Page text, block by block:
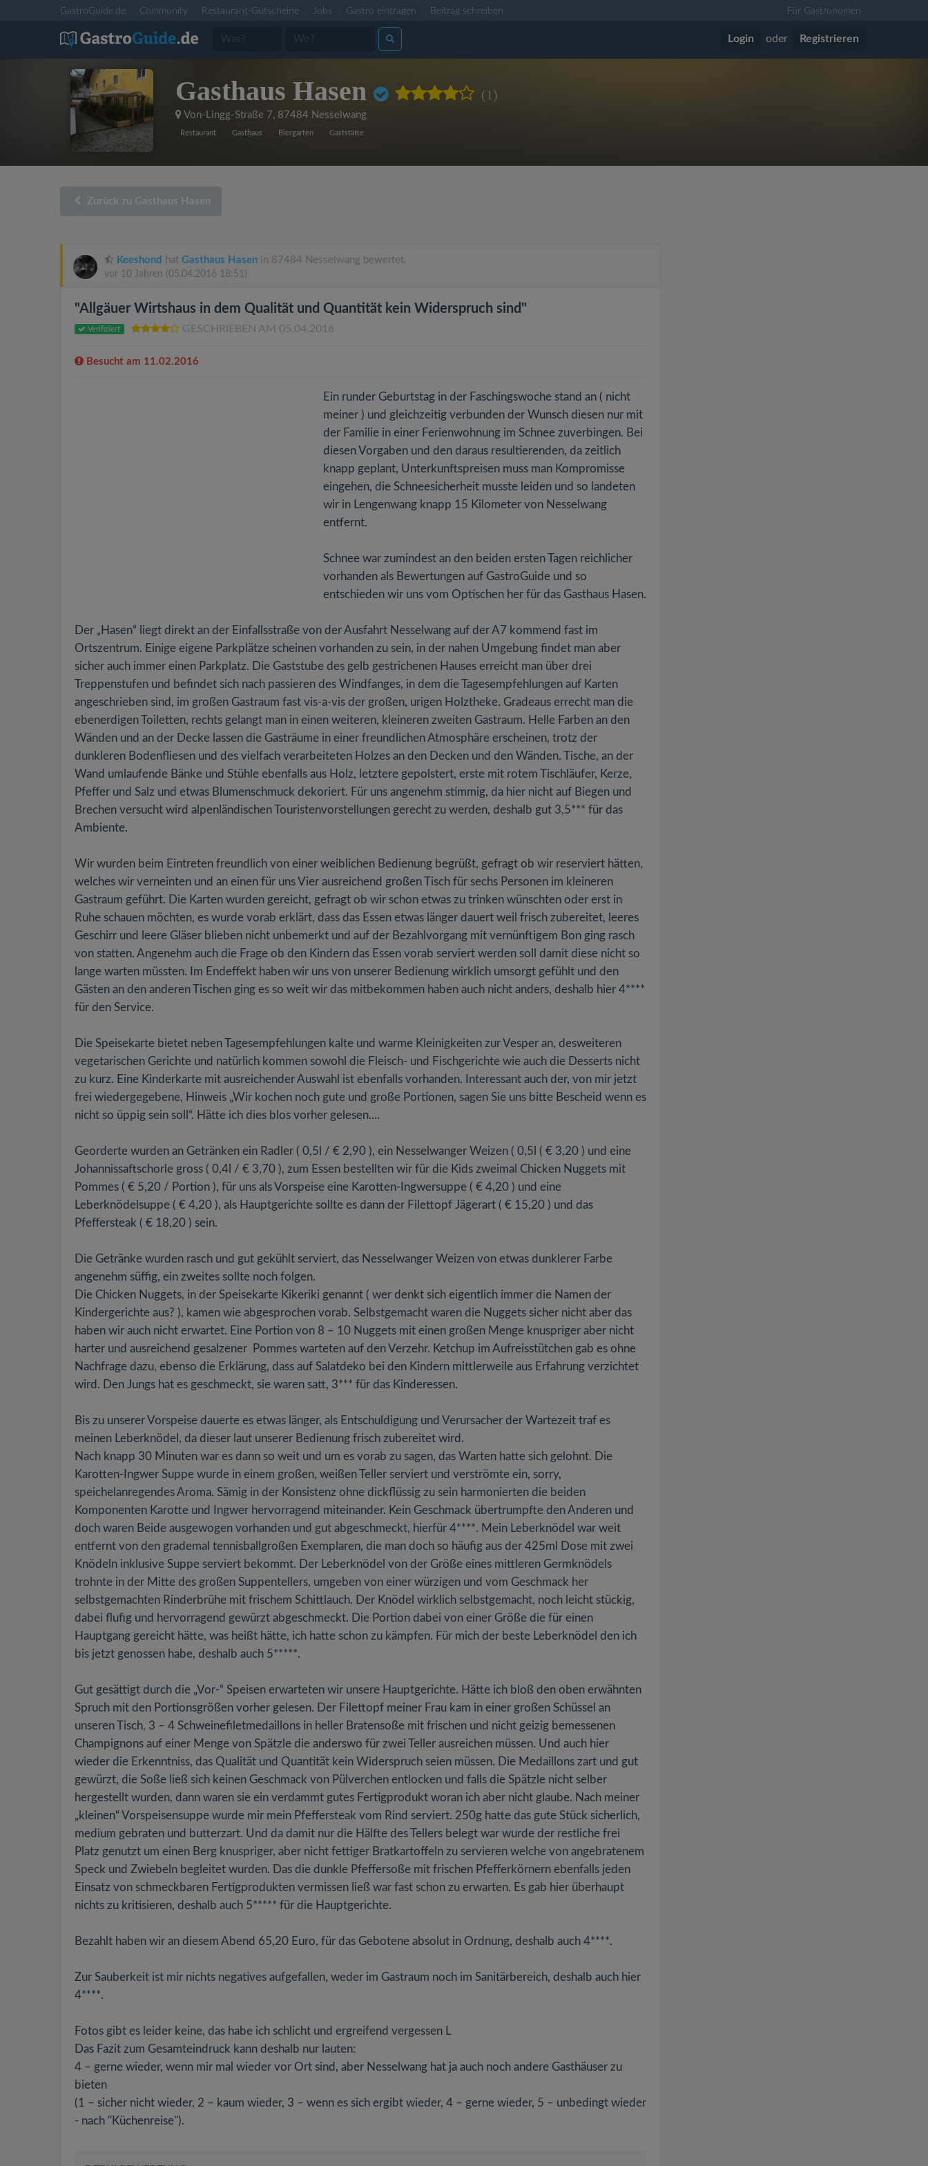
GastroGuide.de Community Restaurant-Gutscheine Jobs Gastro eintragen Beitrag schreiben Für Gastronomen
Login oder Registrieren
Gasthaus Hasen (1)
Von-Lingg-Straße 7, 87484 Nesselwang
Restaurant Gasthaus Biergarten Gaststätte
Zurück zu Gasthaus Hasen
Keeshond hat Gasthaus Hasen in 87484 Nesselwang bewertet.
vor 10 Jahren (05.04.2016 18:51)
"Allgäuer Wirtshaus in dem Qualität und Quantität kein Widerspruch sind"
Verifiziert GESCHRIEBEN AM 05.04.2016
Besucht am 11.02.2016
Ein runder Geburtstag in der Faschingswoche stand an ( nicht
meiner ) und gleichzeitig verbunden der Wunsch diesen nur mit
der Familie in einer Ferienwohnung im Schnee zuverbingen. Bei
diesen Vorgaben und den daraus resultierenden, da zeitlich
knapp geplant, Unterkunftspreisen muss man Kompromisse
eingehen, die Schneesicherheit musste leiden und so landeten
wir in Lengenwang knapp 15 Kilometer von Nesselwang
entfernt.
Schnee war zumindest an den beiden ersten Tagen reichlicher
vorhanden als Bewertungen auf GastroGuide und so
entschieden wir uns vom Optischen her für das Gasthaus Hasen.
Der „Hasen“ liegt direkt an der Einfallsstraße von der Ausfahrt Nesselwang auf der A7 kommend fast im
Ortszentrum. Einige eigene Parkplätze scheinen vorhanden zu sein, in der nahen Umgebung findet man aber
sicher auch immer einen Parkplatz. Die Gaststube des gelb gestrichenen Hauses erreicht man über drei
Treppenstufen und befindet sich nach passieren des Windfanges, in dem die Tagesempfehlungen auf Karten
angeschrieben sind, im großen Gastraum fast vis-a-vis der großen, urigen Holztheke. Gradeaus errecht man die
ebenerdigen Toiletten, rechts gelangt man in einen weiteren, kleineren zweiten Gastraum. Helle Farben an den
Wänden und an der Decke lassen die Gasträume in einer freundlichen Atmosphäre erscheinen, trotz der
dunkleren Bodenfliesen und des vielfach verarbeiteten Holzes an den Decken und den Wänden. Tische, an der
Wand umlaufende Bänke und Stühle ebenfalls aus Holz, letztere gepolstert, erste mit rotem Tischläufer, Kerze,
Pfeffer und Salz und etwas Blumenschmuck dekoriert. Für uns angenehm stimmig, da hier nicht auf Biegen und
Brechen versucht wird alpenländischen Touristenvorstellungen gerecht zu werden, deshalb gut 3,5*** für das
Ambiente.
Wir wurden beim Eintreten freundlich von einer weiblichen Bedienung begrüßt, gefragt ob wir reserviert hätten,
welches wir verneinten und an einen für uns Vier ausreichend großen Tisch für sechs Personen im kleineren
Gastraum geführt. Die Karten wurden gereicht, gefragt ob wir schon etwas zu trinken wünschten oder erst in
Ruhe schauen möchten, es wurde vorab erklärt, dass das Essen etwas länger dauert weil frisch zubereitet, leeres
Geschirr und leere Gläser blieben nicht unbemerkt und auf der Bezahlvorgang mit vernünftigem Bon ging rasch
von statten. Angenehm auch die Frage ob den Kindern das Essen vorab serviert werden soll damit diese nicht so
lange warten müssten. Im Endeffekt haben wir uns von unserer Bedienung wirklich umsorgt gefühlt und den
Gästen an den anderen Tischen ging es so weit wir das mitbekommen haben auch nicht anders, deshalb hier 4****
für den Service.
Die Speisekarte bietet neben Tagesempfehlungen kalte und warme Kleinigkeiten zur Vesper an, desweiteren
vegetarischen Gerichte und natürlich kommen sowohl die Fleisch- und Fischgerichte wie auch die Desserts nicht
zu kurz. Eine Kinderkarte mit ausreichender Auswahl ist ebenfalls vorhanden. Interessant auch der, von mir jetzt
frei wiedergegebene, Hinweis „Wir kochen noch gute und große Portionen, sagen Sie uns bitte Bescheid wenn es
nicht so üppig sein soll“. Hätte ich dies blos vorher gelesen....
Georderte wurden an Getränken ein Radler ( 0,5l / € 2,90 ), ein Nesselwanger Weizen ( 0,5l ( € 3,20 ) und eine
Johannissaftschorle gross ( 0,4l / € 3,70 ), zum Essen bestellten wir für die Kids zweimal Chicken Nuggets mit
Pommes ( € 5,20 / Portion ), für uns als Vorspeise eine Karotten-Ingwersuppe ( € 4,20 ) und eine
Leberknödelsuppe ( € 4,20 ), als Hauptgerichte sollte es dann der Filettopf Jägerart ( € 15,20 ) und das
Pfeffersteak ( € 18,20 ) sein.
Die Getränke wurden rasch und gut gekühlt serviert, das Nesselwanger Weizen von etwas dunklerer Farbe
angenehm süffig, ein zweites sollte noch folgen.
Die Chicken Nuggets, in der Speisekarte Kikeriki genannt ( wer denkt sich eigentlich immer die Namen der
Kindergerichte aus? ), kamen wie abgesprochen vorab. Selbstgemacht waren die Nuggets sicher nicht aber das
haben wir auch nicht erwartet. Eine Portion von 8 – 10 Nuggets mit einen großen Menge knuspriger aber nicht
harter und ausreichend gesalzener Pommes warteten auf den Verzehr. Ketchup im Aufreisstütchen gab es ohne
Nachfrage dazu, ebenso die Erklärung, dass auf Salatdeko bei den Kindern mittlerweile aus Erfahrung verzichtet
wird. Den Jungs hat es geschmeckt, sie waren satt, 3*** für das Kinderessen.
Bis zu unserer Vorspeise dauerte es etwas länger, als Entschuldigung und Verursacher der Wartezeit traf es
meinen Leberknödel, da dieser laut unserer Bedienung frisch zubereitet wird.
Nach knapp 30 Minuten war es dann so weit und um es vorab zu sagen, das Warten hatte sich gelohnt. Die
Karotten-Ingwer Suppe wurde in einem großen, weißen Teller serviert und verströmte ein, sorry,
speichelanregendes Aroma. Sämig in der Konsistenz ohne dickflüssig zu sein harmonierten die beiden
Komponenten Karotte und Ingwer hervorragend miteinander. Kein Geschmack übertrumpfte den Anderen und
doch waren Beide ausgewogen vorhanden und gut abgeschmeckt, hierfür 4****. Mein Leberknödel war weit
entfernt von den grademal tennisballgroßen Exemplaren, die man doch so häufig aus der 425ml Dose mit zwei
Knödeln inklusive Suppe serviert bekommt. Der Leberknödel von der Größe eines mittleren Germknödels
trohnte in der Mitte des großen Suppentellers, umgeben von einer würzigen und vom Geschmack her
selbstgemachten Rinderbrühe mit frischem Schittlauch. Der Knödel wirklich selbstgemacht, noch leicht stückig,
dabei flufig und hervorragend gewürzt abgeschmeckt. Die Portion dabei von einer Größe die für einen
Hauptgang gereicht hätte, was heißt hätte, ich hatte schon zu kämpfen. Für mich der beste Leberknödel den ich
bis jetzt genossen habe, deshalb auch 5*****.
Gut gesättigt durch die „Vor-“ Speisen erwarteten wir unsere Hauptgerichte. Hätte ich bloß den oben erwähnten
Spruch mit den Portionsgrößen vorher gelesen. Der Filettopf meiner Frau kam in einer großen Schüssel an
unseren Tisch, 3 – 4 Schweinefiletmedaillons in heller Bratensoße mit frischen und nicht geizig bemessenen
Champignons auf einer Menge von Spätzle die anderswo für zwei Teller ausreichen müssen. Und auch hier
wieder die Erkenntniss, das Qualität und Quantität kein Widerspruch seien müssen. Die Medaillons zart und gut
gewürzt, die Soße ließ sich keinen Geschmack von Pülverchen entlocken und falls die Spätzle nicht selber
hergestellt wurden, dann waren sie ein verdammt gutes Fertigprodukt woran ich aber nicht glaube. Nach meiner
„kleinen“ Vorspeisensuppe wurde mir mein Pfeffersteak vom Rind serviert. 250g hatte das gute Stück sicherlich,
medium gebraten und butterzart. Und da damit nur die Hälfte des Tellers belegt war wurde der restliche frei
Platz genutzt um einen Berg knuspriger, aber nicht fettiger Bratkartoffeln zu servieren welche von angebratenem
Speck und Zwiebeln begleitet wurden. Das die dunkle Pfeffersoße mit frischen Pfefferkörnern ebenfalls jeden
Einsatz von schmeckbaren Fertigprodukten vermissen ließ war fast schon zu erwarten. Es gab hier überhaupt
nichts zu kritisieren, deshalb auch 5***** für die Hauptgerichte.
Bezahlt haben wir an diesem Abend 65,20 Euro, für das Gebotene absolut in Ordnung, deshalb auch 4****.
Zur Sauberkeit ist mir nichts negatives aufgefallen, weder im Gastraum noch im Sanitärbereich, deshalb auch hier
4****.
Fotos gibt es leider keine, das habe ich schlicht und ergreifend vergessen L
Das Fazit zum Gesamteindruck kann deshalb nur lauten:
4 – gerne wieder, wenn mir mal wieder vor Ort sind, aber Nesselwang hat ja auch noch andere Gasthäuser zu
bieten
(1 – sicher nicht wieder, 2 – kaum wieder, 3 – wenn es sich ergibt wieder, 4 – gerne wieder, 5 – unbedingt wieder
- nach "Küchenreise").